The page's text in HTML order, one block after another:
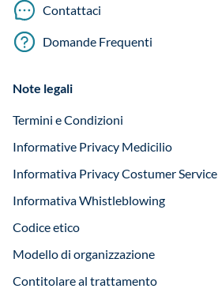
Contattaci
Domande Frequenti
Note legali
Termini e Condizioni
Informative Privacy Medicilio
Informativa Privacy Costumer Service
Informativa Whistleblowing
Codice etico
Modello di organizzazione
Contitolare al trattamento